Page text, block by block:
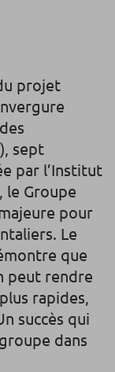
projet
sept
par l’Institut
le Groupe
pour
Le
que
peut rendre
rapides,
succès qui
dans